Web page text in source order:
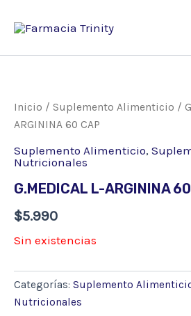
Inicio / Suplemento Alimenticio /
ARGININA 60 CAP
Suplemento Alimenticio,
Nutricionales
G.MEDICAL L-ARGININA
$5.990
Sin existencias
Categorías: Suplemento
Nutricionales